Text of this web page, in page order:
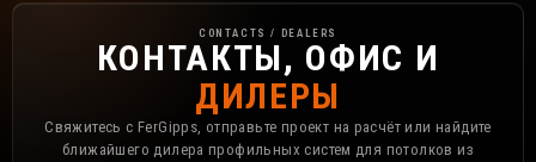
Контакты, офис и дилеры FerGipps
CONTACTS / DEALERS
КОНТАКТЫ, ОФИС И
ДИЛЕРЫ
Свяжитесь с FerGipps, отправьте проект на расчёт или найдите
ближайшего дилера профильных систем для потолков из